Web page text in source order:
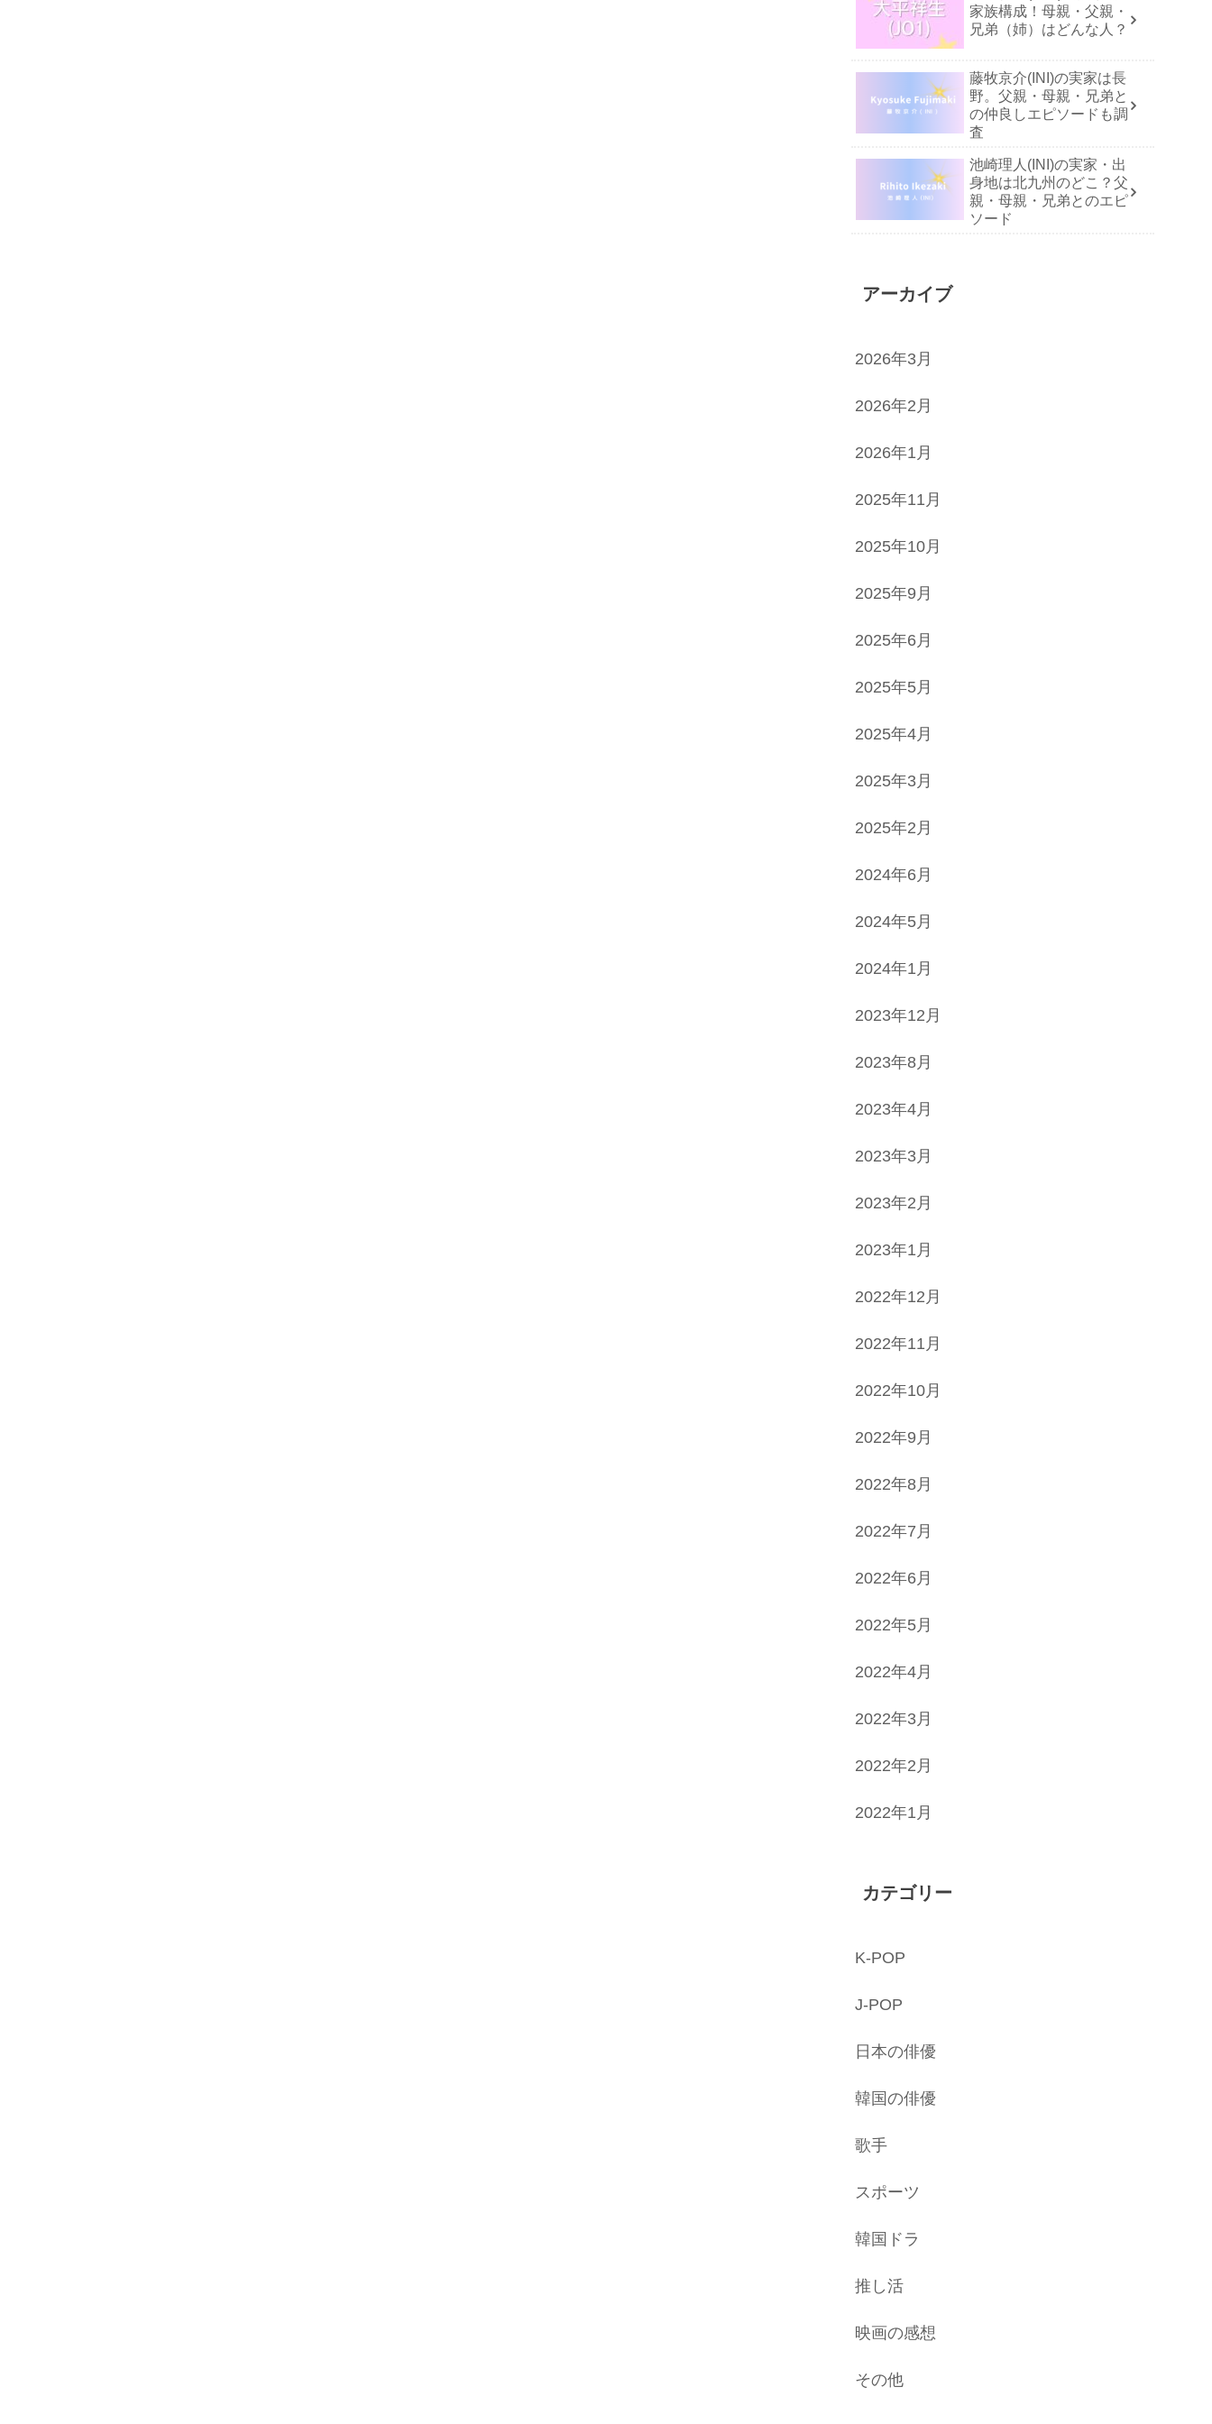
家族構成！母親・父親・
兄弟（姉）はどんな人？
藤牧京介(INI)の実家は長
野。父親・母親・兄弟と
の仲良しエピソードも調
査
池崎理人(INI)の実家・出
身地は北九州のどこ？父
親・母親・兄弟とのエピ
ソード
アーカイブ
2026年3月
2026年2月
2026年1月
2025年11月
2025年10月
2025年9月
2025年6月
2025年5月
2025年4月
2025年3月
2025年2月
2024年6月
2024年5月
2024年1月
2023年12月
2023年8月
2023年4月
2023年3月
2023年2月
2023年1月
2022年12月
2022年11月
2022年10月
2022年9月
2022年8月
2022年7月
2022年6月
2022年5月
2022年4月
2022年3月
2022年2月
2022年1月
カテゴリー
K-POP
J-POP
日本の俳優
韓国の俳優
歌手
スポーツ
韓国ドラ
推し活
映画の感想
その他